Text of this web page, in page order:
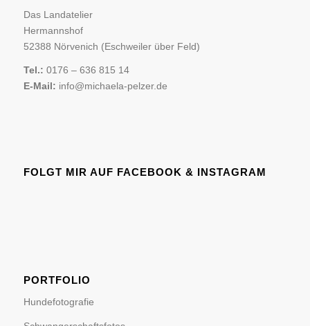
Das Landatelier
Hermannshof
52388 Nörvenich (Eschweiler über Feld)
Tel.: 0176 – 636 815 14
E-Mail: info@michaela-pelzer.de
FOLGT MIR AUF FACEBOOK & INSTAGRAM
PORTFOLIO
Hundefotografie